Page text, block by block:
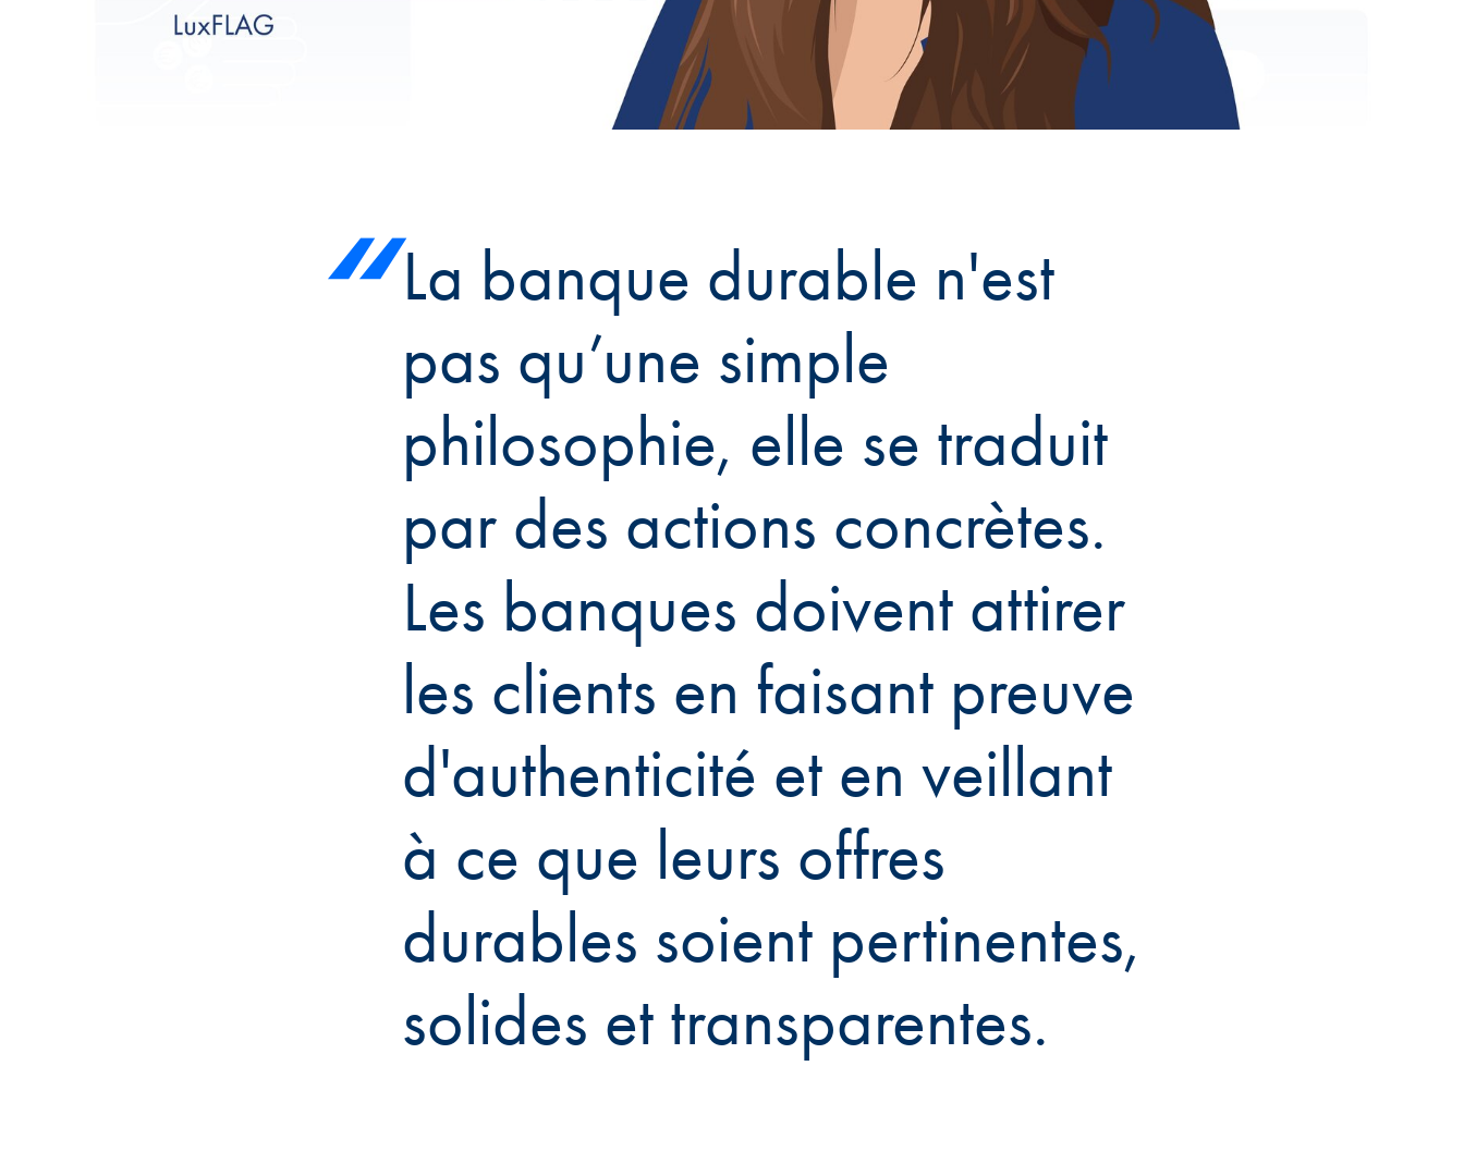
La banque durable n'est
pas qu’une simple
philosophie, elle se traduit
par des actions concrètes.
Les banques doivent attirer
les clients en faisant preuve
d'authenticité et en veillant
à ce que leurs offres
durables soient pertinentes,
solides et transparentes.